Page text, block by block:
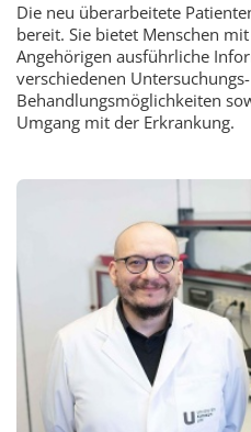
Die neu überarbeitete
bereit. Sie bietet Menschen
Angehörigen ausführliche
verschiedenen
Behandlungsmöglichkeiten
Umgang mit der Erkrankung.